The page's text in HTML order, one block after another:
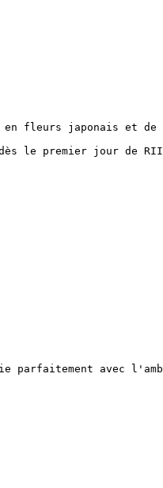
fleurs japonais et de
le premier jour de
parfaitement avec